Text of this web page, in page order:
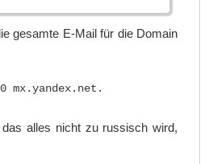
gesamte E-Mail für die Domain
alles nicht zu russisch wird,